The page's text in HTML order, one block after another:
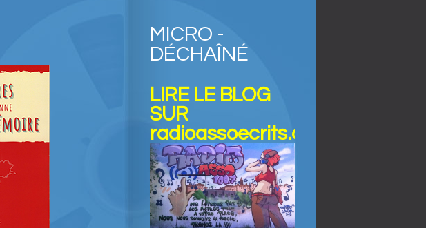
MICRO -
DÉCHAÎNÉ
LIRE LE BLOG
SUR
radioassoecrits.com